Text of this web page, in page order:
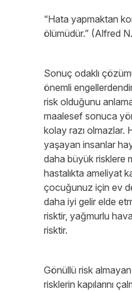
“Hata yapmaktan
ölümüdür.” (Alfred
Sonuç odaklı
önemli
risk olduğunu
maalesef sonuca
kolay razı olmazlar.
yaşayan insanlar
daha büyük risklere
hastalıkta ameliyat
çocuğunuz için ev
daha iyi gelir elde
risktir, yağmurlu
risktir.
Gönüllü risk
risklerin kapılarını